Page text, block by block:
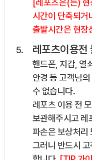
[레포츠은(는)
시간이 단축되거
출발시간은 현장
레포츠이용전
핸드폰, 지갑, 열
안경 등 고객님
수 없습니다.
레포츠 이용 전
보관해주시고 레
파손은 보상처리
그러니 반드시